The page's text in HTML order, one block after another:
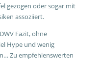
gezogen oder sogar mit
assoziiert.
Fazit, ohne
Hype und wenig
Zu empfehlenswerten